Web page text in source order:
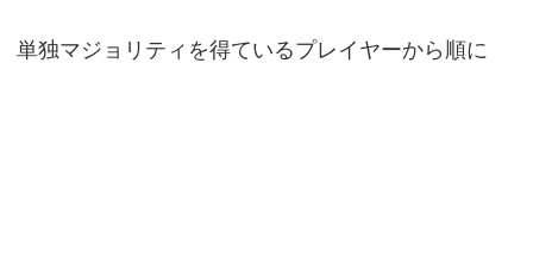
単独マジョリティを得ているプレイヤーから順に